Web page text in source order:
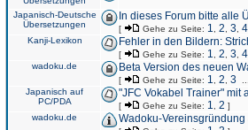
Japanisch-Deutsche
Übersetzungen
In dieses Forum bitte alle
[ Gehe zu Seite: 1 2 3 4
Kanji-Lexikon
Fehler in den Bildern:
[ Gehe zu Seite: 1 2 3 4
wadoku.de
Beta Version des neuen
[ Gehe zu Seite: 1 2 3
Japanisch auf
PC/PDA
"JFC Vokabel Trainer" mit
[ Gehe zu Seite: 1 2 ]
wadoku.de
Wadoku-